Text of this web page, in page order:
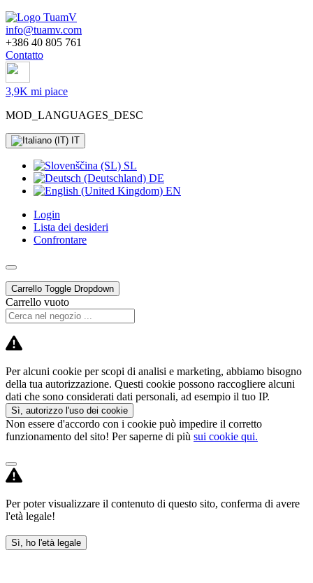
info@tuamv.com
+386 40 805 761
Contatto
3,9K mi piace
MOD_LANGUAGES_DESC
IT
SL
DE
EN
Login
Lista dei desideri
Confrontare
Carrello Toggle Dropdown
Carrello vuoto
Per alcuni cookie per scopi di analisi e marketing, abbiamo bisogno
della tua autorizzazione. Questi cookie possono raccogliere alcuni
dati che sono considerati dati personali, ad esempio il tuo IP.
Sì, autorizzo l'uso dei cookie
Non essere d'accordo con i cookie può impedire il corretto
funzionamento del sito! Per saperne di più sui cookie qui.
Per poter visualizzare il contenuto di questo sito, conferma di avere
l'età legale!
Sì, ho l'età legale